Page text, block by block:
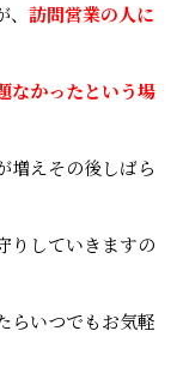
訪問営業の人に
なかったという場
増えその後しばら
りしていきますの
らいつでもお気軽